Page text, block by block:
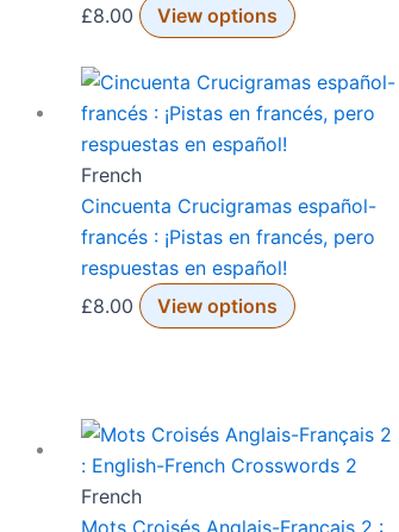
£8.00 View options
French
Cincuenta Crucigramas español-
francés : ¡Pistas en francés, pero
respuestas en español!
£8.00 View options
French